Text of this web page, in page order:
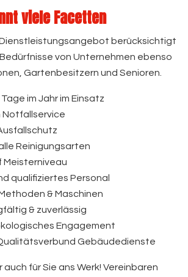
viele Facetten
berücksichtigt
von Unternehmen ebenso
Gartenbesitzern und Senioren.
im Jahr im Einsatz
Notfallservice
Reinigungsarten
qualifiziertes Personal
& Maschinen
& zuverlässig
Engagement
Gebäudedienste
auch für Sie ans Werk! Vereinbaren